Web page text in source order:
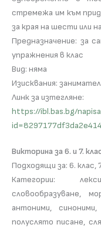
стремежа им към
за края на шести или
Предназначение: за
упражнения в клас
Вид: няма
Изисквания:
Линк за изтегляне:
https://ibl.bas.bg/
Викторина за 6. и 7.
Подходящи за: 6. клас,
Категории:
словообразуване,
антоними,
полуслято писане,